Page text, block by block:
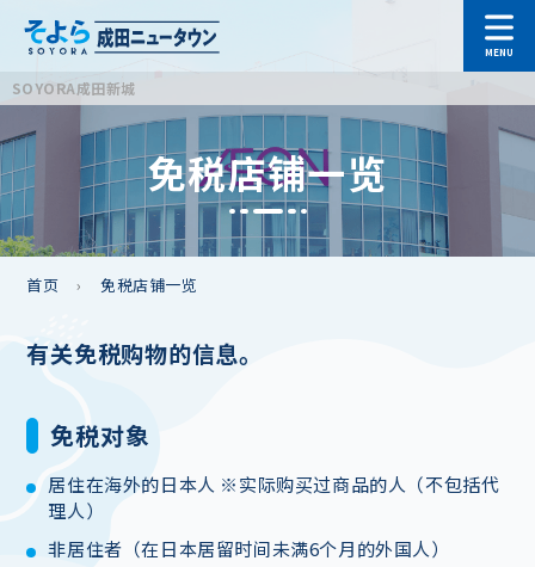
SOYORA成田新城
免税店铺一览
首页 免税店铺一览
有关免税购物的信息。
免税对象
居住在海外的日本人 ※实际购买过商品的人（不包括代
理人）
非居住者（在日本居留时间未满6个月的外国人）